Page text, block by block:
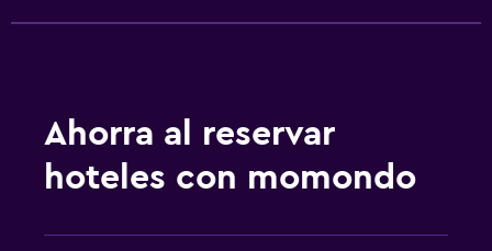
Armario o clóset
Ahorra al reservar
hoteles con momondo